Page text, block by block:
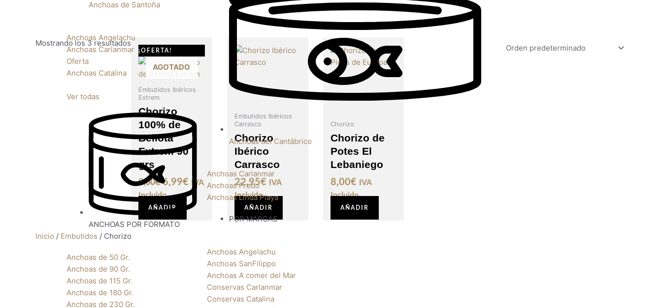
Anchoas de Santoña
Anchoas Angelachu
Anchoas Carlanmar
Oferta
Anchoas Catalina
Ver todas
ANCHOAS POR FORMATO
Anchoas de 50 Gr.
Anchoas de 90 Gr.
Anchoas de 115 Gr.
Anchoas de 180 Gr.
Anchoas de 230 Gr.
Anchoas del Cantábrico
Anchoas Carlanmar
Anchoas Fredo
Anchoas Linda Playa
POR MARCAS
Anchoas Angelachu
Anchoas SanFilippo
Anchoas A comer del Mar
Conservas Carlanmar
Conservas Catalina
Mostrando los 3 resultados
¡OFERTA!
AGOTADO
Embutidos Ibéricos
Extrem
Chorizo
100% de
Bellota
Extrem 90
grs
8,00€
El
precio
original
8,00€.
6,99€
El
precio
actual
6,99€.
IVA
Incluido
AÑADIR
Embutidos Ibéricos
Carrasco
Chorizo
Ibérico
Carrasco
22,95€
IVA
Incluido
AÑADIR
Chorizo
Chorizo de
Potes El
Lebaniego
8,00€
IVA
Incluido
AÑADIR
Este
producto
tiene
múltiples
Las
se
pueden
elegir
en
página
de
producto
Inicio / Embutidos / Chorizo